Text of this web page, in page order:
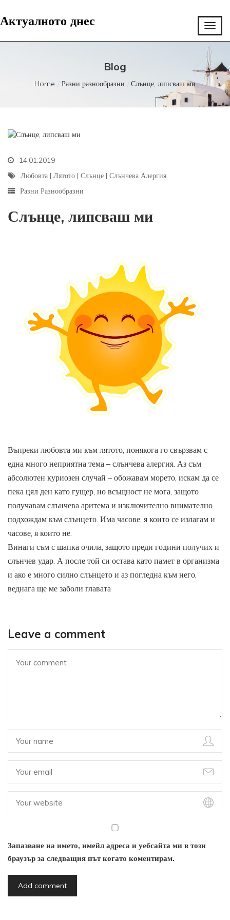
Актуалното днес
Blog
Home Разни разнообразни Слънце, липсваш ми
14.01.2019
Любовта | Лятото | Слънце | Слънчева Алергия
Разни Разнообразни
Слънце, липсваш ми
Въпреки любовта ми към лятото, понякога го свързвам с
една много неприятна тема – слънчева алергия. Аз съм
абсолютен куриозен случай – обожавам морето, искам да се
пека цял ден като гущер, но всъщност не мога, защото
получавам слънчева аритема и изключително внимателно
подхождам към слънцето. Има часове, я които се излагам и
часове, я които не.
Винаги съм с шапка очила, защото преди години получих и
слънчев удар. А после той си остава като памет в организма
и ако е много силно слънцето и аз погледна към него,
веднага ще ме заболи главата
Leave a comment
Запазване на името, имейл адреса и уебсайта ми в този
браузър за следващия път когато коментирам.